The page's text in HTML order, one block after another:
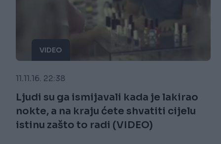
VIDEO
11.11.16. 22:38
Ljudi su ga ismijavali kada je lakirao
nokte, a na kraju ćete shvatiti cijelu
istinu zašto to radi (VIDEO)